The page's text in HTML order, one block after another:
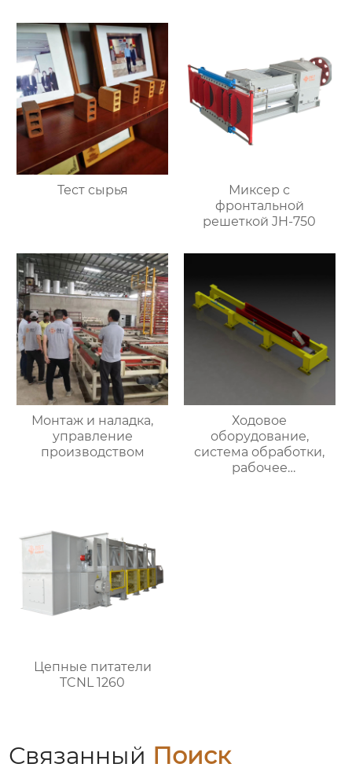
Тест сырья
Миксер с
фронтальной
решеткой JH-750
Монтаж и наладка,
управление
производством
Ходовое
оборудование,
система обработки,
рабочее
Цепные питатели
TCNL 1260
Связанный Поиск